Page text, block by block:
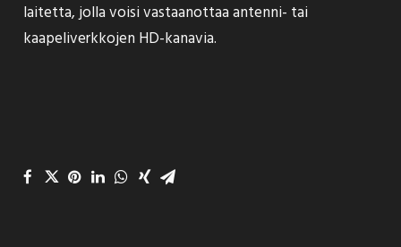
laitetta, jolla voisi vastaanottaa antenni- tai
kaapeliverkkojen HD-kanavia.